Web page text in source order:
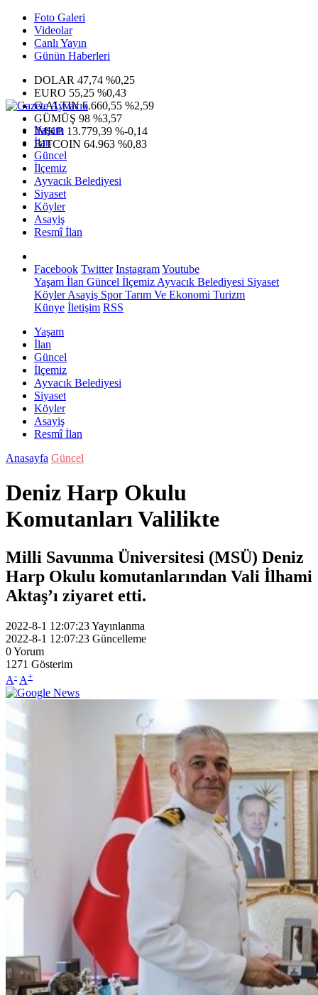
Foto Galeri
Videolar
Canlı Yayın
Günün Haberleri
DOLAR 47,74 %0,25
EURO 55,25 %0,43
G.ALTIN6.660,55 %2,59
GÜMÜŞ 98 %3,57
IMKB 13.779,39 %-0,14
BITCOIN 64.963 %0,83
Yaşam
İlan
Güncel
İlçemiz
Ayvacık Belediyesi
Siyaset
Köyler
Asayiş
Resmî İlan
Facebook Twitter InstagramYoutube
Yaşam İlan Güncel İlçemiz Ayvacık Belediyesi Siyaset
KöylerAsayiş SporTarım Ve Ekonomi Turizm
Künye İletişim RSS
Yaşam
İlan
Güncel
İlçemiz
Ayvacık Belediyesi
Siyaset
Köyler
Asayiş
Resmî İlan
Anasayfa Güncel
Deniz Harp Okulu
Komutanları Valilikte
Milli Savunma Üniversitesi (MSÜ) Deniz
Harp Okulu komutanlarından Vali İlhami
Aktaş’ı ziyaret etti.
2022-8-1 12:07:23Yayınlanma
2022-8-1 12:07:23 Güncelleme
0Yorum
1271 Gösterim
A- A+